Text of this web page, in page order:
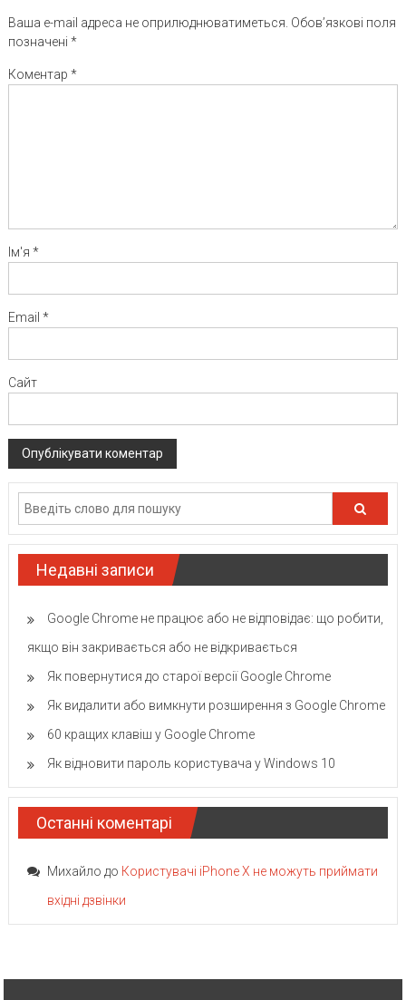
Ваша e-mail адреса не оприлюднюватиметься. Обов’язкові поля
позначені *
Коментар *
Ім'я *
Email *
Сайт
Недавні записи
Google Chrome не працює або не відповідає: що робити,
якщо він закривається або не відкривається
Як повернутися до старої версії Google Chrome
Як видалити або вимкнути розширення з Google Chrome
60 кращих клавіш у Google Chrome
Як відновити пароль користувача у Windows 10
Останні коментарі
Михайло до Користувачі iPhone X не можуть приймати
вхідні дзвінки